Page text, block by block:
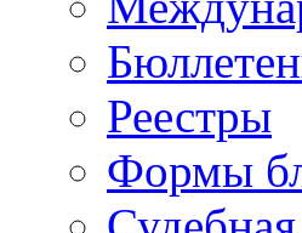
Реестры
Формы